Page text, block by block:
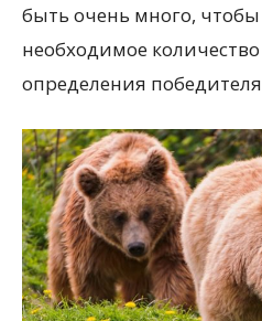
быть очень много,
необходимое
определения